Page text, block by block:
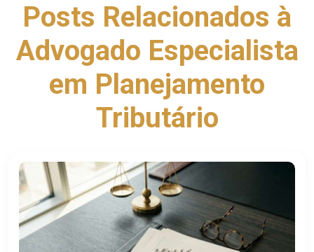
Posts Relacionados à
Advogado Especialista
em Planejamento
Tributário